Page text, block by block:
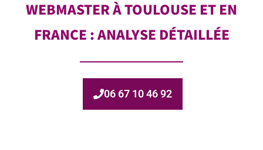
WEBMASTER À TOULOUSE ET EN
FRANCE : ANALYSE DÉTAILLÉE
06 67 10 46 92